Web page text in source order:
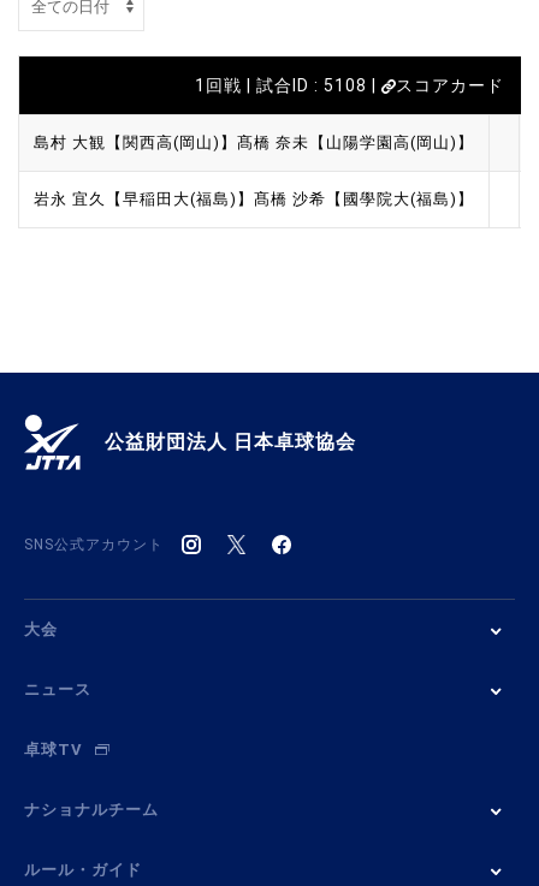
1回戦 | 試合ID : 5108 | スコアカード
島村 大観【関西高(岡山)】 髙橋 奈未【山陽学園高(岡山)】
岩永 宜久【早稲田大(福島)】 髙橋 沙希【國學院大(福島)】
公益財団法人 日本卓球協会
SNS公式アカウント
大会
ニュース
卓球TV
ナショナルチーム
ルール・ガイド